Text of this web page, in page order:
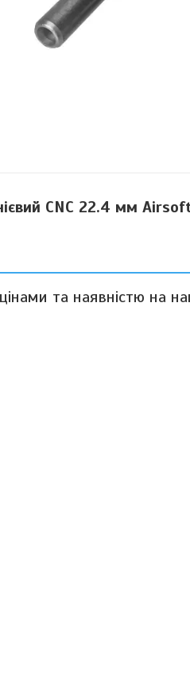
CNC 22.4 мм
та наявністю на